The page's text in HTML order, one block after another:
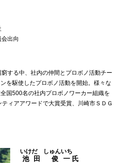
出向
する中、社内の仲間とプロボノ活動チー
を駆使したプロボノ活動を開始。様々な
国500名の社内プロボノワーカー組織を
ィアアワードで大賞受賞、川崎市ＳＤＧ
池田 俊一
いけだ しゅんいち
氏